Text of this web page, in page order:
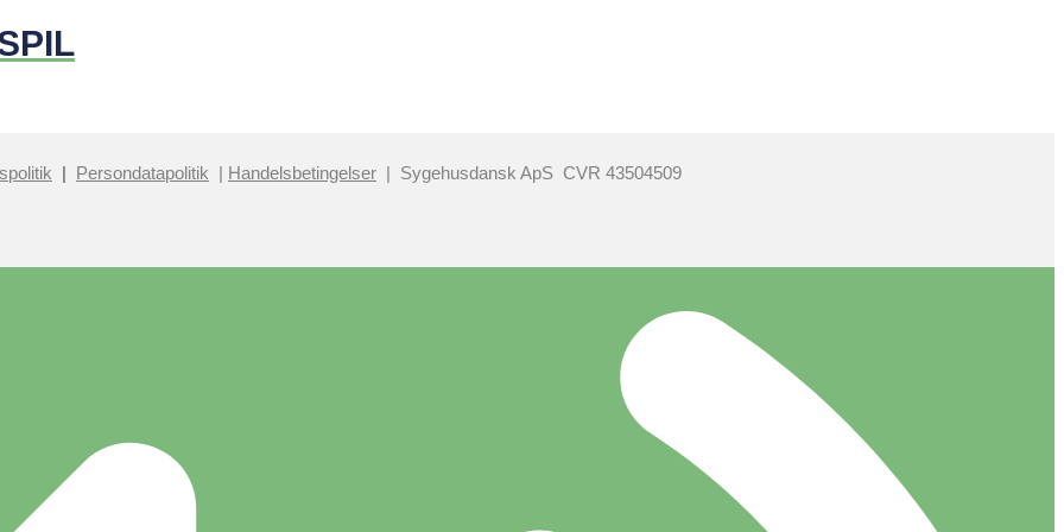
| Persondatapolitik | Handelsbetingelser | Sygehusdansk ApS CVR 43504509